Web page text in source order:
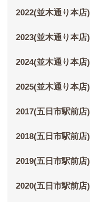
2022(並木通り本店)
2023(並木通り本店)
2024(並木通り本店)
2025(並木通り本店)
2017(五日市駅前店)
2018(五日市駅前店)
2019(五日市駅前店)
2020(五日市駅前店)